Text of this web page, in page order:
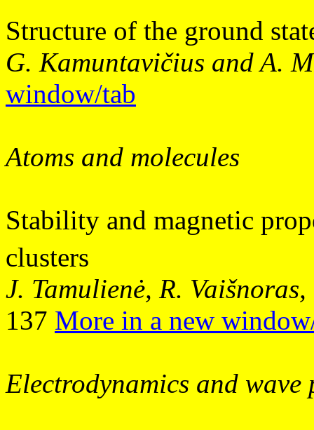
Structure of the ground
G. Kamuntavičius and A.
window/tab
Atoms and molecules
Stability and magnetic
clusters
J. Tamulienė, R.
137 More in a new
Electrodynamics and wave